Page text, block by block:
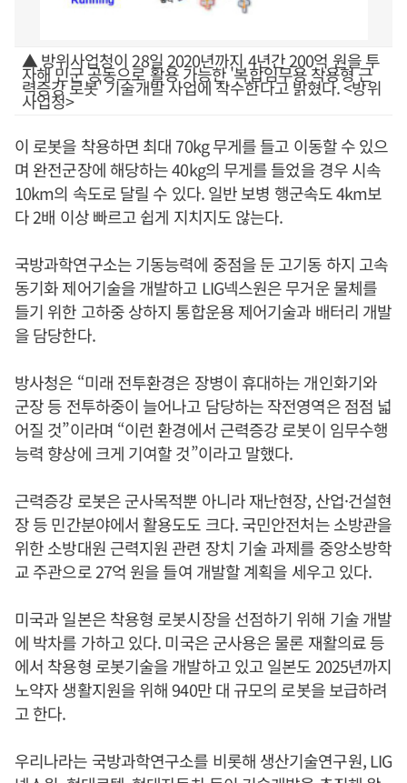
▲ 방위사업청이 28일 2020년까지 4년간 200억 원을 투
자해 민군 공동으로 활용 가능한 '복합임무용 착용형 근
력증강 로봇' 기술개발 사업에 착수한다고 밝혔다. <방위
사업청>
이 로봇을 착용하면 최대 70kg 무게를 들고 이동할 수 있으
며 완전군장에 해당하는 40kg의 무게를 들었을 경우 시속
10km의 속도로 달릴 수 있다. 일반 보병 행군속도 4km보
다 2배 이상 빠르고 쉽게 지치지도 않는다.
국방과학연구소는 기동능력에 중점을 둔 고기동 하지 고속
동기화 제어기술을 개발하고 LIG넥스원은 무거운 물체를
들기 위한 고하중 상하지 통합운용 제어기술과 배터리 개발
을 담당한다.
방사청은 “미래 전투환경은 장병이 휴대하는 개인화기와
군장 등 전투하중이 늘어나고 담당하는 작전영역은 점점 넓
어질 것”이라며 “이런 환경에서 근력증강 로봇이 임무수행
능력 향상에 크게 기여할 것”이라고 말했다.
근력증강 로봇은 군사목적뿐 아니라 재난현장, 산업·건설현
장 등 민간분야에서 활용도도 크다. 국민안전처는 소방관을
위한 소방대원 근력지원 관련 장치 기술 과제를 중앙소방학
교 주관으로 27억 원을 들여 개발할 계획을 세우고 있다.
미국과 일본은 착용형 로봇시장을 선점하기 위해 기술 개발
에 박차를 가하고 있다. 미국은 군사용은 물론 재활의료 등
에서 착용형 로봇기술을 개발하고 있고 일본도 2025년까지
노약자 생활지원을 위해 940만 대 규모의 로봇을 보급하려
고 한다.
우리나라는 국방과학연구소를 비롯해 생산기술연구원, LIG